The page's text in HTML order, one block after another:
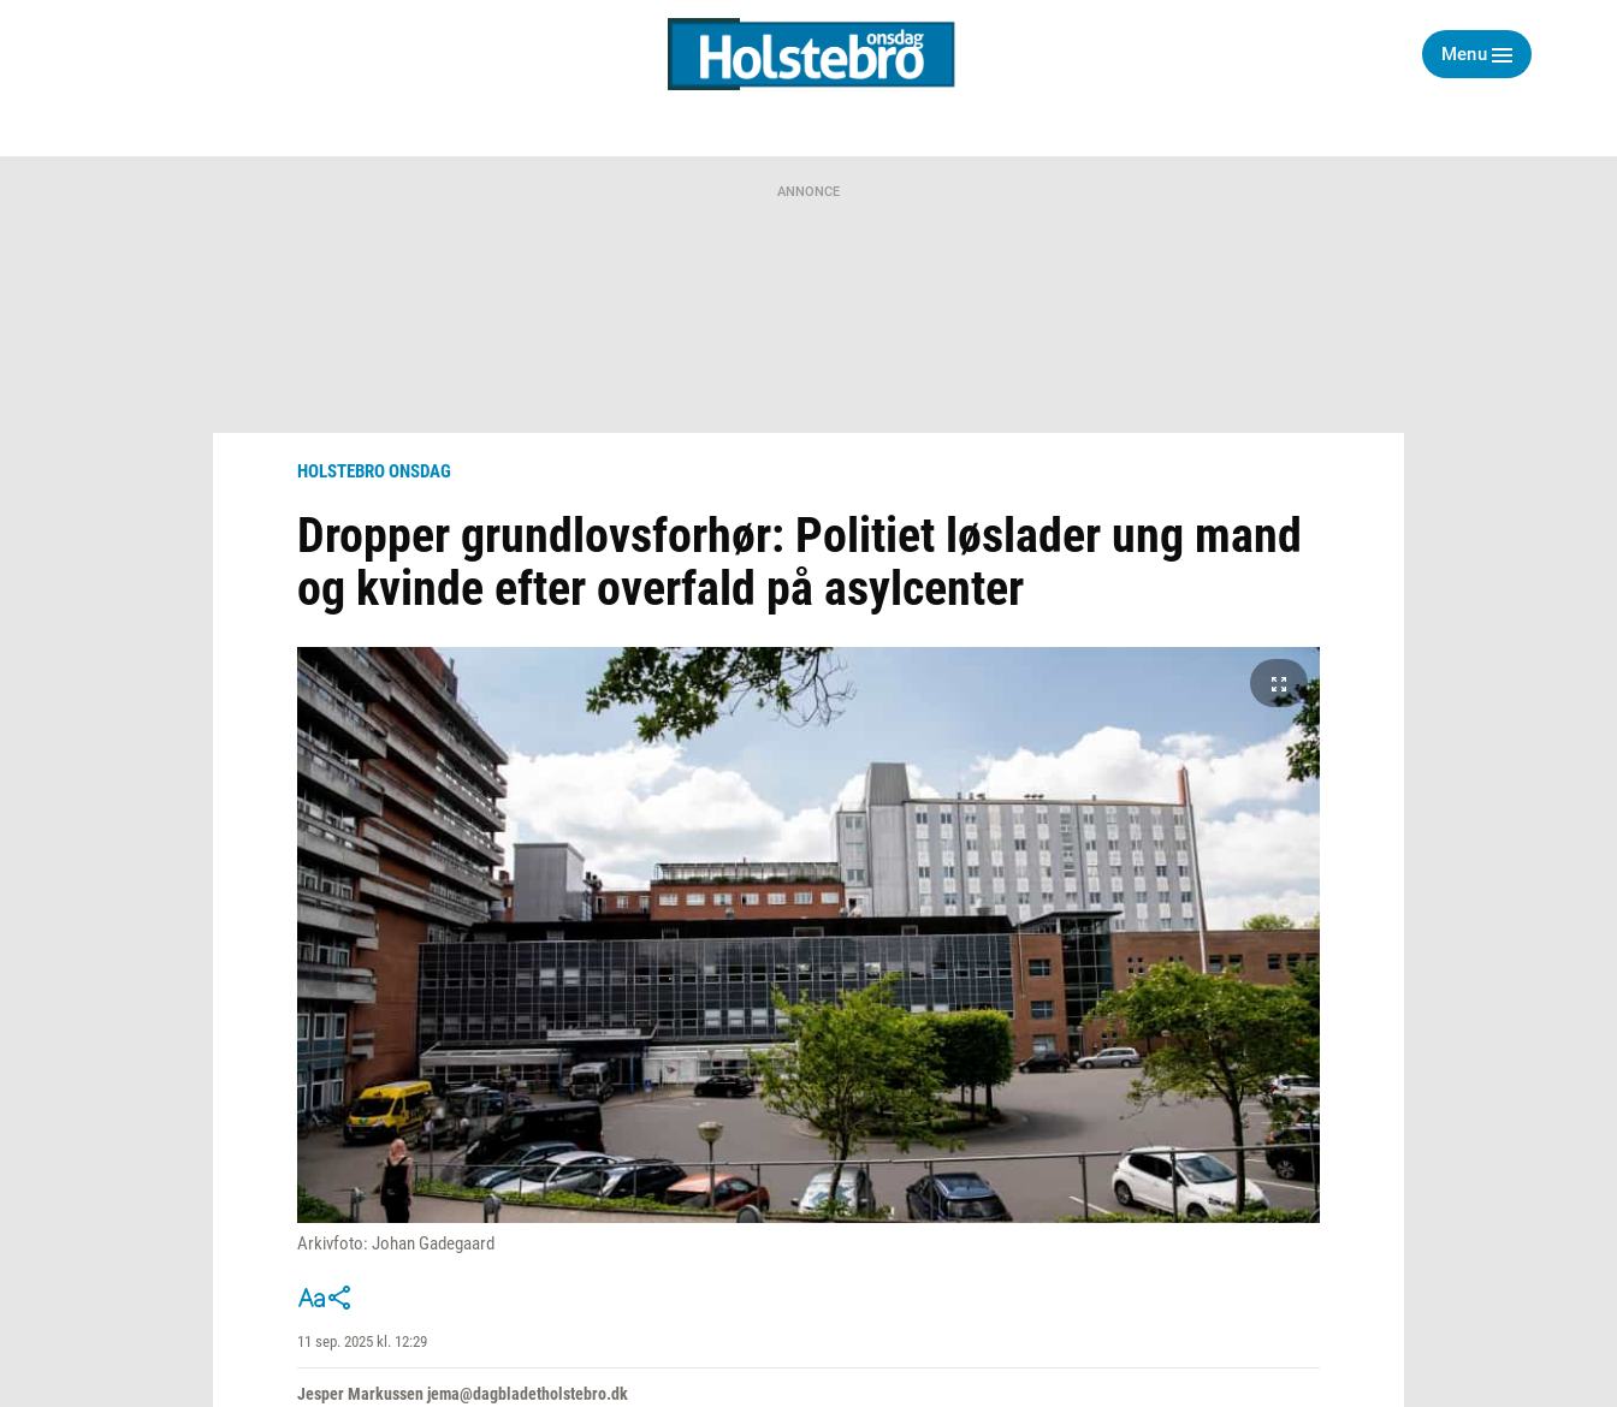
Menu
ANNONCE
HOLSTEBRO ONSDAG
Dropper grundlovsforhør: Politiet løslader ung mand
og kvinde efter overfald på asylcenter
Arkivfoto: Johan Gadegaard
11 sep. 2025 kl. 12:29
Jesper Markussen jema@dagbladetholstebro.dk